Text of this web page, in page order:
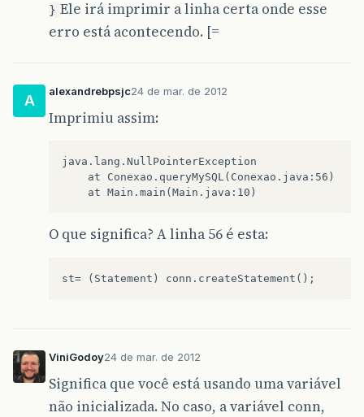
} Ele irá imprimir a linha certa onde esse
erro está acontecendo. [=
A
alexandrebpsjc24 de mar. de 2012
Imprimiu assim:
java.lang.NullPointerException
O que significa? A linha 56 é esta:
ViniGodoy24 de mar. de 2012
Significa que você está usando uma variável
não inicializada. No caso, a variável conn,